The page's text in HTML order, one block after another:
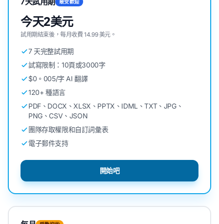
最受歡迎
今天2美元
試用期結束後，每月收費 14.99 美元。
7 天完整試用期
試寫限制：10頁或3000字
$0。005/字 AI 翻譯
120+ 種語言
PDF、DOCX、XLSX、PPTX、IDML、TXT、JPG、
PNG、CSV、JSON
團隊存取權限和自訂詞彙表
電子郵件支持
開始吧